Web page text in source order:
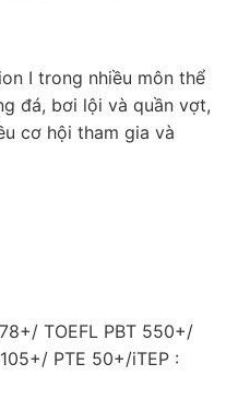
I trong nhiều môn thể
đá, bơi lội và quần vợt,
cơ hội tham gia và
TOEFL PBT 550+/
PTE 50+/iTEP :